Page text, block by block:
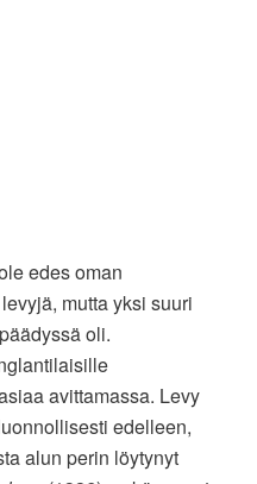
edes oman
mutta yksi suuri
oli.
avittamassa. Levy
edelleen,
alun perin löytynyt